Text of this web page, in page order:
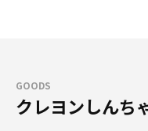
GOODS
クレヨンしんち